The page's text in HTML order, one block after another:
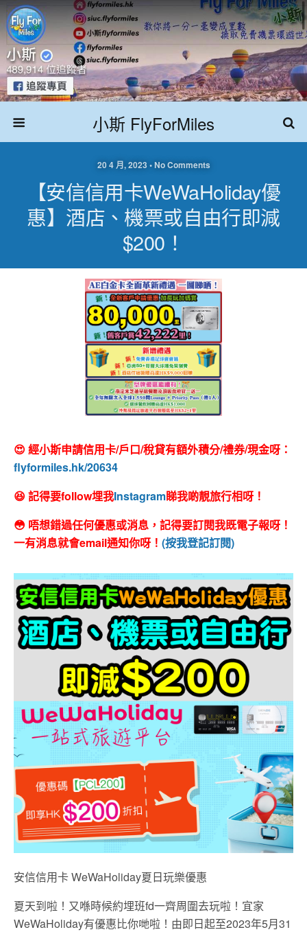
小斯 FlyForMiles
20 4 月, 2023 • No Comments
【安信信用卡WeWaHoliday優
惠】酒店、機票或自由行即減
$200！
😍 經小斯申請信用卡/戶口/稅貸有額外積分/禮券/現金呀：
flyformiles.hk/20634
😆 記得要follow埋我Instagram睇我啲靚旅行相呀！
😳 唔想錯過任何優惠或消息，記得要訂閱我既電子報呀！
一有消息就會email通知你呀！ (按我登記訂閱)
安信信用卡 WeWaHoliday夏日玩樂優惠
夏天到啦！又喺時候約埋班fd一齊周圍去玩啦！宜家
WeWaHoliday有優惠比你哋啦！由即日起至2023年5月31